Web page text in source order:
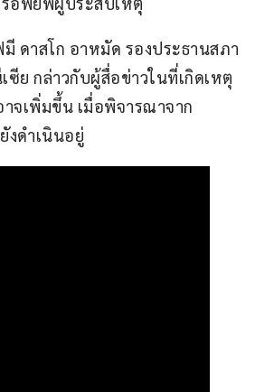
ดาสโก อาหมัด รองประธานสภา
ย กล่าวกับผู้สื่อข่าวในที่เกิดเหตุ
จเพิ่มขึ้น เมื่อพิจารณาจาก
ดำเนินอยู่